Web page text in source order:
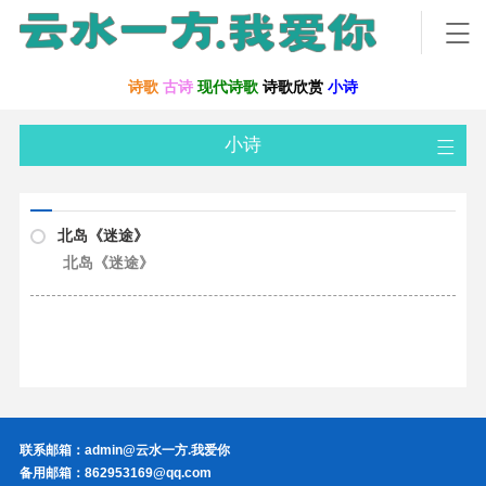
诗歌 古诗 现代诗歌 诗歌欣赏 小诗
小诗
北岛《迷途》
北岛《迷途》
联系邮箱：admin@云水一方.我爱你
备用邮箱：862953169@qq.com